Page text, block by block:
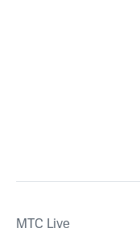
MTС Live